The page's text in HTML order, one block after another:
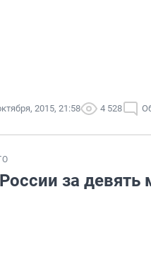
2015, 21:58 4 528
за девять